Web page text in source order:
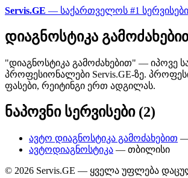
Servis.GE — საქართველოს #1
დიაგნოსტიკა
"დიაგნოსტიკა გამოძახებით" — იპოვე
პროფესიონალები Servis.GE-ზე.
ფასები, რეიტინგი ერთ ადგილას.
ნაპოვნი სერვისები (2)
ავტო დიაგნოსტიკა გამოძახებით
ავტოდიაგნოსტიკა — თბილისი
© 2026 Servis.GE — ყველა უფლება